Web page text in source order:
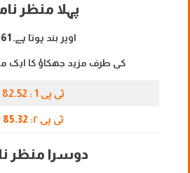
پہلا منظر
اوپر بند ہوتا ہے۔
کی طرف مزید جھکاؤ کا ایک
ٹی پی 1 : 82.52
ٹی پی ۲: 85.32
دوسرا منظر